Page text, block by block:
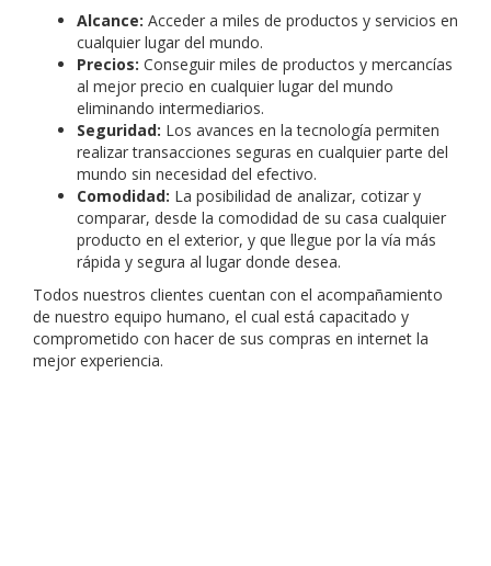
Alcance: Acceder a miles de productos y servicios en
cualquier lugar del mundo.
Precios: Conseguir miles de productos y mercancías
al mejor precio en cualquier lugar del mundo
eliminando intermediarios.
Seguridad: Los avances en la tecnología permiten
realizar transacciones seguras en cualquier parte del
mundo sin necesidad del efectivo.
Comodidad: La posibilidad de analizar, cotizar y
comparar, desde la comodidad de su casa cualquier
producto en el exterior, y que llegue por la vía más
rápida y segura al lugar donde desea.
Todos nuestros clientes cuentan con el acompañamiento
de nuestro equipo humano, el cual está capacitado y
comprometido con hacer de sus compras en internet la
mejor experiencia.